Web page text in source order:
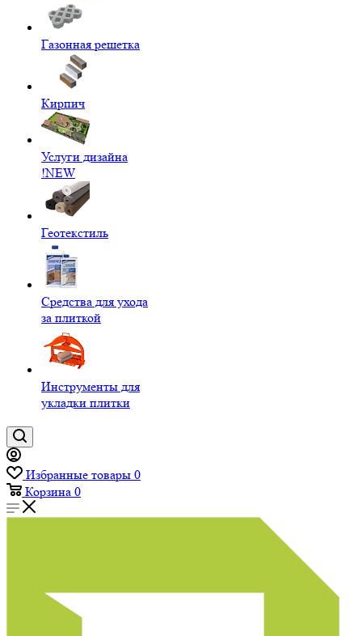
Газонная решетка
Кирпич
Услуги дизайна
!NEW
Геотекстиль
Средства для ухода
за плиткой
Инструменты для
укладки плитки
Избранные товары 0
Корзина 0